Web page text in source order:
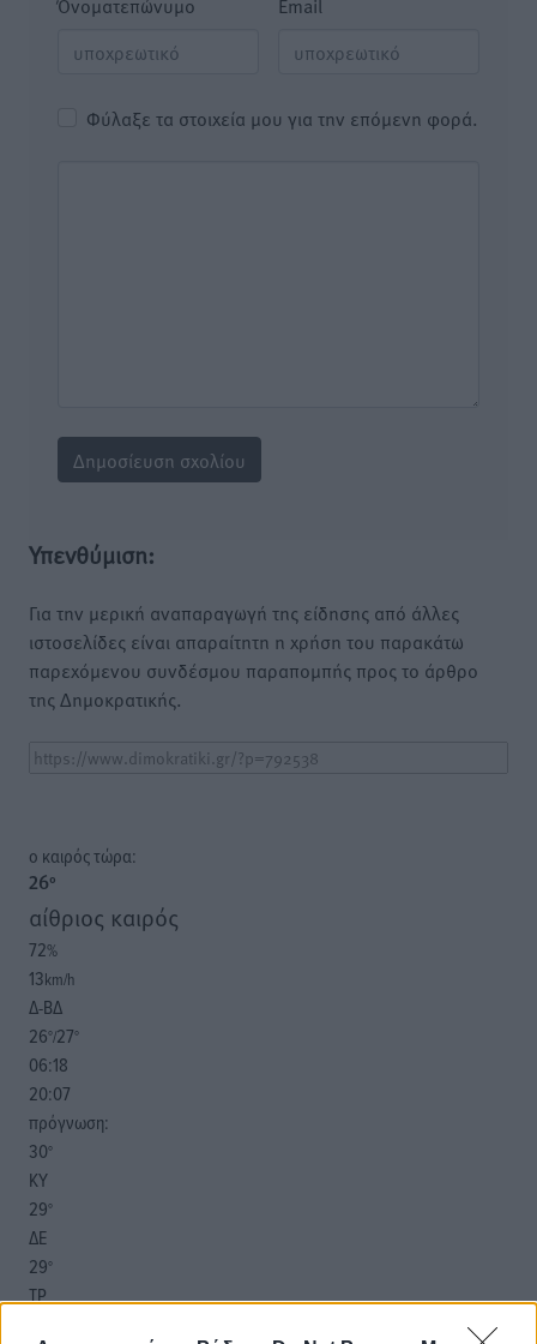
Φύλαξε τα στοιχεία μου για την επόμενη φορά.
Υπενθύμιση:
Για την μερική αναπαραγωγή της είδησης από άλλες
ιστοσελίδες είναι απαραίτητη η χρήση του παρακάτω
παρεχόμενου συνδέσμου παραπομπής προς το άρθρο
της Δημοκρατικής.
o καιρός τώρα:
26°
αίθριος καιρός
72%
13km/h
Δ-ΒΔ
26°/27°
06:18
20:07
πρόγνωση:
30°
ΚΥ
29°
ΔΕ
29°
ΤΡ